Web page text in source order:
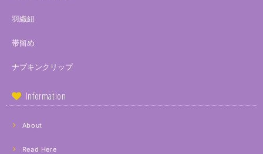
羽織紐
帯留め
ナプキンクリップ
Information
About
Read Here